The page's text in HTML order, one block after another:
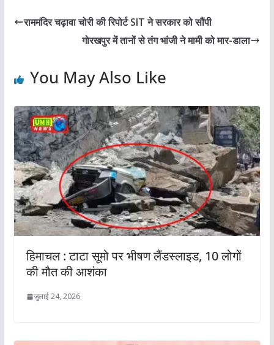
राममंदिर चढ़ावा चोरी की रिपोर्ट SIT ने सरकार को सौंपी
गोरखपुर में तानों से तंग भांजी ने मामी को मार-डाला
You May Also Like
हिमाचल : टाटा सूमो पर भीषण लैंडस्लाइड, 10 लोगों
की मौत की आशंका
जुलाई 24, 2026